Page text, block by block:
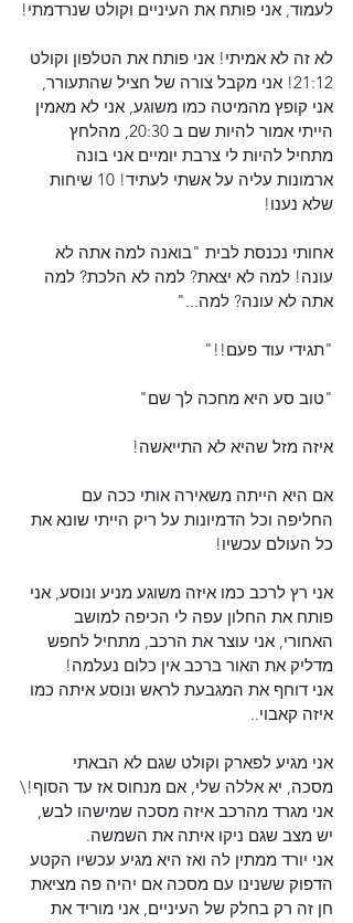
לעמוד, אני פותח את העיניים וקולט שנרדמתי!
לא זה לא אמיתי! אני פותח את הטלפון וקולט
21:12! אני מקבל צורה של חציל שהתעורר,
אני קופץ מהמיטה כמו משוגע, אני לא מאמין
הייתי אמור להיות שם ב 20:30, מהלחץ
מתחיל להיות לי צרבת יומיים אני בונה
ארמונות עליה על אשתי לעתיד! 10 שיחות
שלא נענו!
אחותי נכנסת לבית "בואנה למה אתה לא
עונה! למה לא יצאת? למה לא הלכת? למה
אתה לא עונה? למה..."
"תגידי עוד פעם!!"
"טוב סע היא מחכה לך שם"
איזה מזל שהיא לא התייאשה!
אם היא הייתה משאירה אותי ככה עם
החליפה וכל הדמיונות על ריק הייתי שונא את
כל העולם עכשיו!
אני רץ לרכב כמו איזה משוגע מניע ונוסע, אני
פותח את החלון עפה לי הכיפה למושב
האחורי, אני עוצר את הרכב, מתחיל לחפש
מדליק את האור ברכב אין כלום נעלמה!
אני דוחף את המגבעת לראש ונוסע איתה כמו
איזה קאבוי..
אני מגיע לפארק וקולט שגם לא הבאתי
מסכה, יא אללה שלי, אם מנחוס אז עד הסוף!\
אני מגרד מהרכב איזה מסכה שמישהו לבש,
יש מצב שגם ניקו איתה את השמשה.
אני יורד ממתין לה ואז היא מגיע עכשיו הקטע
הדפוק ששנינו עם מסכה אם יהיה פה מציאת
חן זה רק בחלק של העיניים, אני מוריד את